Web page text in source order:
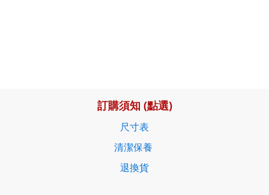
訂購須知 (點選)
尺寸表
清潔保養
退換貨